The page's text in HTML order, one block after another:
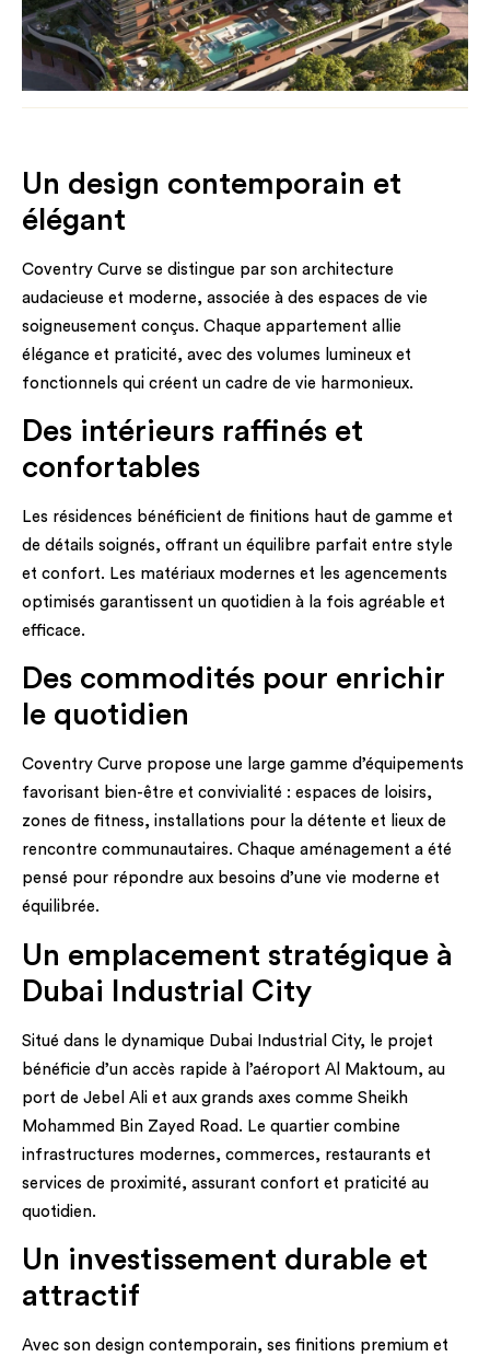
Un design contemporain et
élégant
Coventry Curve se distingue par son architecture
audacieuse et moderne, associée à des espaces de vie
soigneusement conçus. Chaque appartement allie
élégance et praticité, avec des volumes lumineux et
fonctionnels qui créent un cadre de vie harmonieux.
Des intérieurs raffinés et
confortables
Les résidences bénéficient de finitions haut de gamme et
de détails soignés, offrant un équilibre parfait entre style
et confort. Les matériaux modernes et les agencements
optimisés garantissent un quotidien à la fois agréable et
efficace.
Des commodités pour enrichir
le quotidien
Coventry Curve propose une large gamme d’équipements
favorisant bien-être et convivialité : espaces de loisirs,
zones de fitness, installations pour la détente et lieux de
rencontre communautaires. Chaque aménagement a été
pensé pour répondre aux besoins d’une vie moderne et
équilibrée.
Un emplacement stratégique à
Dubai Industrial City
Situé dans le dynamique Dubai Industrial City, le projet
bénéficie d’un accès rapide à l’aéroport Al Maktoum, au
port de Jebel Ali et aux grands axes comme Sheikh
Mohammed Bin Zayed Road. Le quartier combine
infrastructures modernes, commerces, restaurants et
services de proximité, assurant confort et praticité au
quotidien.
Un investissement durable et
attractif
Avec son design contemporain, ses finitions premium et